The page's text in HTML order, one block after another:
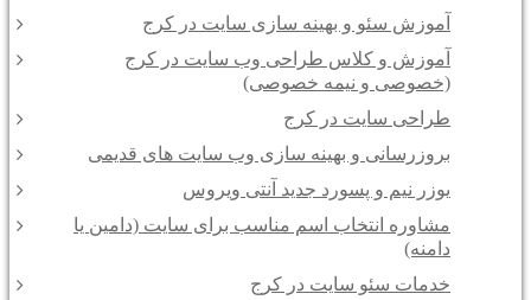
آموزش سئو و بهینه سازی سایت در کرج
آموزش و کلاس طراحی وب سایت در کرج
(خصوصی و نیمه خصوصی)
طراحی سایت در کرج
بروزرسانی و بهینه سازی وب سایت های قدیمی
یوزر نیم و پسورد جدید آنتی ویروس
مشاوره انتخاب اسم مناسب برای سایت (دامین یا
دامنه)
خدمات سئو سایت در کرج